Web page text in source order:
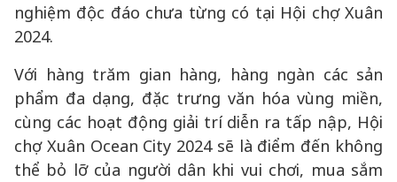
nghiệm độc đáo chưa từng có tại Hội chợ Xuân
2024.
Với hàng trăm gian hàng, hàng ngàn các sản
phẩm đa dạng, đặc trưng văn hóa vùng miền,
cùng các hoạt động giải trí diễn ra tấp nập, Hội
chợ Xuân Ocean City 2024 sẽ là điểm đến không
thể bỏ lỡ của người dân khi vui chơi, mua sắm